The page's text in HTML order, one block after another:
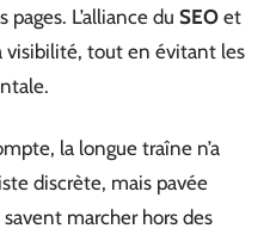
L’alliance du SEO et
visibilité, tout en évitant les
la longue traîne n’a
discrète, mais pavée
marcher hors des